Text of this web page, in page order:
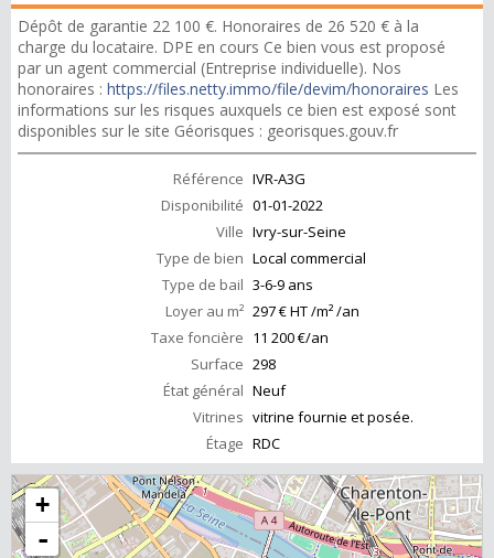
Dépôt de garantie 22 100 €. Honoraires de 26 520 € à la
charge du locataire. DPE en cours Ce bien vous est proposé
par un agent commercial (Entreprise individuelle). Nos
honoraires : https://files.netty.immo/file/devim/honoraires Les
informations sur les risques auxquels ce bien est exposé sont
disponibles sur le site Géorisques : georisques.gouv.fr
Référence IVR-A3G
Disponibilité 01-01-2022
Ville Ivry-sur-Seine
Type de bien Local commercial
Type de bail 3-6-9 ans
Loyer au m² 297 € HT /m² /an
Taxe foncière 11 200 €/an
Surface 298
État général Neuf
Vitrines vitrine fournie et posée.
Étage RDC
+
-